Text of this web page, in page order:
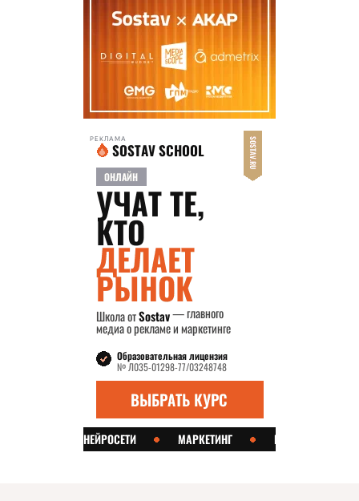
РЕКЛАМА